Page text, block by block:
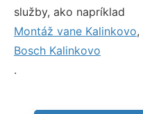
služby, ako napríklad
Montáž vane Kalinkovo,
Bosch Kalinkovo
.